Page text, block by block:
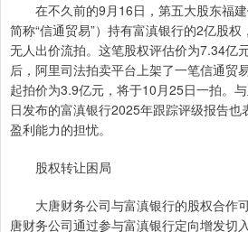
在不久前的9月16日，第五大股东福建
简称“信通贸易”）持有富滇银行的2亿股
无人出价流拍。这笔股权评估价为7.34亿
后，阿里司法拍卖平台上架了一笔信通贸
起拍价为3.9亿元，将于10月25日一拍。
日发布的富滇银行2025年跟踪评级报告
盈利能力的担忧。
股权转让困局
大唐财务公司与富滇银行的股权合作
唐财务公司通过参与富滇银行定向增发切